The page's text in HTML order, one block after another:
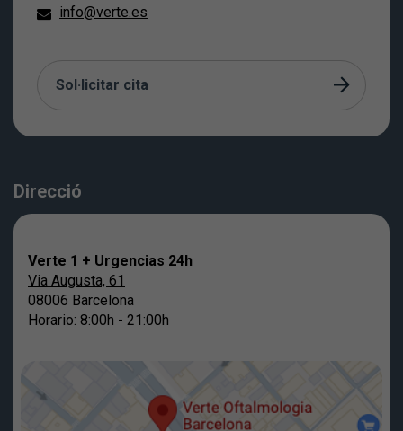
info@verte.es
Sol·licitar cita
Direcció
Verte 1 + Urgencias 24h
Via Augusta, 61
08006 Barcelona
Horario: 8:00h - 21:00h